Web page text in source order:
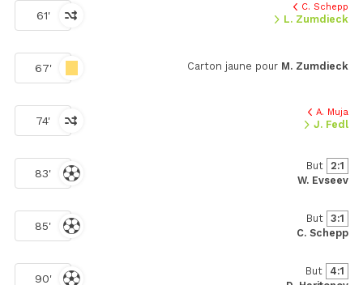
61'
C. Schepp
L. Zumdieck
67' Carton jaune pour M. Zumdieck
74'
A. Muja
J. Fedl
83'
But 2:1
W. Evseev
85'
But 3:1
C. Schepp
90'
But
4:1